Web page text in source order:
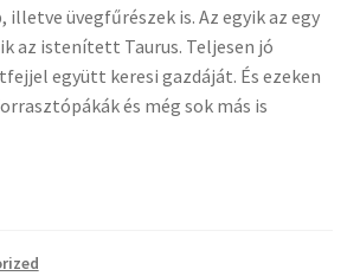
illetve üvegfűrészek is. Az egyik az egy
az istenített Taurus. Teljesen jó
együtt keresi gazdáját. És ezeken
és még sok más is